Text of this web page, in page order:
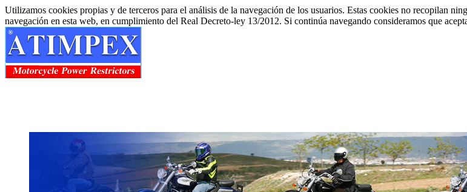
Utilizamos cookies propias y de terceros para el análisis de la navegación de los usuarios. Estas cookies no recopilan
navegación en esta web, en cumplimiento del Real Decreto-ley 13/2012. Si continúa navegando consideramos que